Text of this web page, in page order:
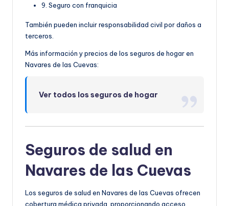
9. Seguro con franquicia
También pueden incluir responsabilidad civil por daños a
terceros.
Más información y precios de los seguros de hogar en
Navares de las Cuevas:
Ver todos los seguros de hogar
Seguros de salud en
Navares de las Cuevas
Los seguros de salud en Navares de las Cuevas ofrecen
cobertura médica privada, proporcionando acceso